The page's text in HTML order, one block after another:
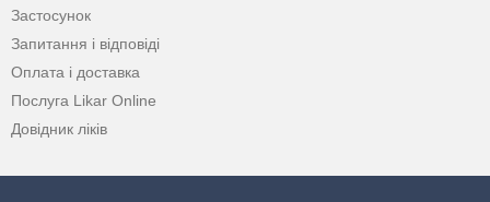
Застосунок
Запитання і відповіді
Оплата і доставка
Послуга Likar Online
Довідник ліків